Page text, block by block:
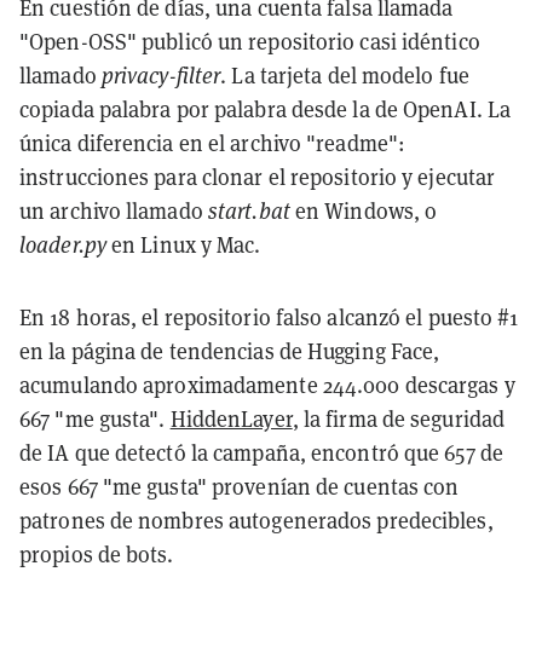
En cuestión de días, una cuenta falsa llamada
"Open-OSS" publicó un repositorio casi idéntico
llamado privacy-filter. La tarjeta del modelo fue
copiada palabra por palabra desde la de OpenAI. La
única diferencia en el archivo "readme":
instrucciones para clonar el repositorio y ejecutar
un archivo llamado start.baten Windows, o
loader.pyen Linux y Mac.
En 18 horas, el repositorio falso alcanzó el puesto #1
en la página de tendencias de Hugging Face,
acumulando aproximadamente 244.000 descargas y
667 "me gusta". HiddenLayer, la firma de seguridad
de IA que detectó la campaña, encontró que 657 de
esos 667 "me gusta" provenían de cuentas con
patrones de nombres autogenerados predecibles,
propios de bots.